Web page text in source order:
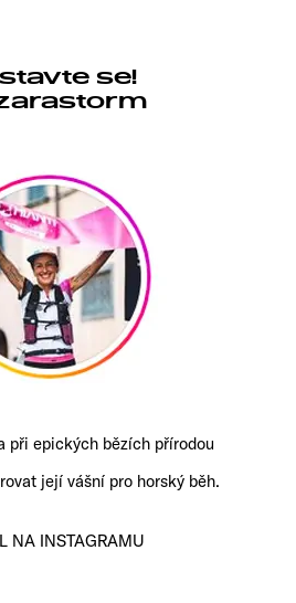
se!
při epických bězích přírodou
její vášní pro horský běh.
NA INSTAGRAMU